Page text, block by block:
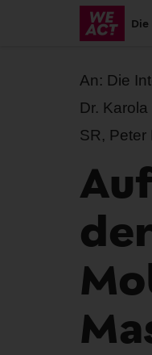
An: Die
Dr.
SR, Peter